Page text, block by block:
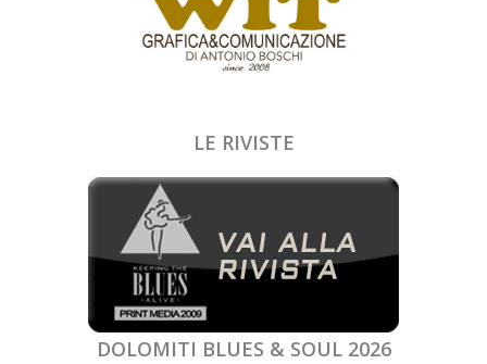
LE RIVISTE
DOLOMITI BLUES & SOUL 2026